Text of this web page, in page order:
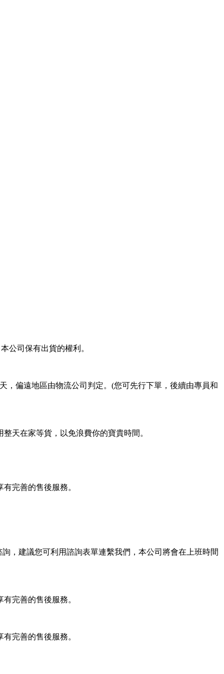
公司保有出貨的權利。
，偏遠地區由物流公司判定。(您可先行下單，後續由專員和
天在家等貨，以免浪費你的寶貴時間。
完善的售後服務。
，建議您可利用諮詢表單連繫我們，本公司將會在上班時間
完善的售後服務。
完善的售後服務。